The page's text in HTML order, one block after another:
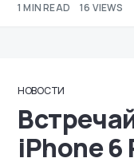
1 MIN READ 16 VIEWS
НОВОСТИ
iPhone 6